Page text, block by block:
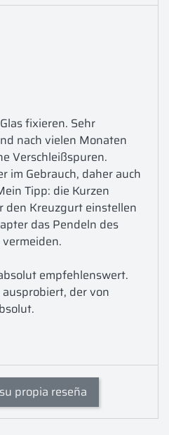
fixieren. Sehr
nach vielen Monaten
Verschleißspuren.
im Gebrauch, daher auch
Tipp: die Kurzen
den Kreuzgurt einstellen
das Pendeln des
empfehlenswert.
der von
propia reseña